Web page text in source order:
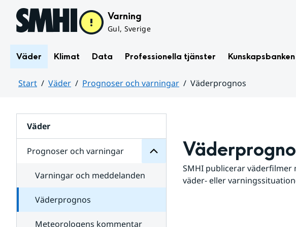
Hoppa till sidans innehåll Varning
Gul, Sverige
Väder Klimat Data Professionella tjänster Kunskapsbanken
Start Väder Prognoser och varningar
Väderprognos
Väder
Prognoser och varningar
för
varningar
Varningar och meddelanden
Väderprognos
Meteorologens kommentar
SMHI publicerar väderfilmer
väder- eller